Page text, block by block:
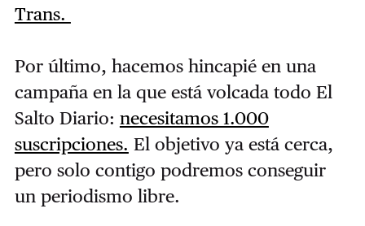
Trans.
Por último, hacemos hincapié en una
campaña en la que está volcada todo El
Salto Diario: necesitamos 1.000
suscripciones. El objetivo ya está cerca,
pero solo contigo podremos conseguir
un periodismo libre.